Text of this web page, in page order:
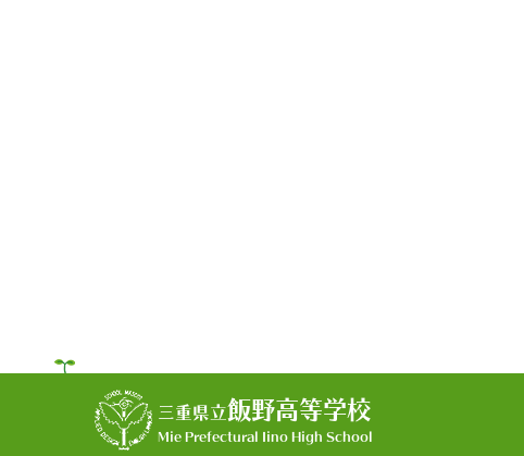
三重県立飯野高等学校
Mie Prefectural Iino High School